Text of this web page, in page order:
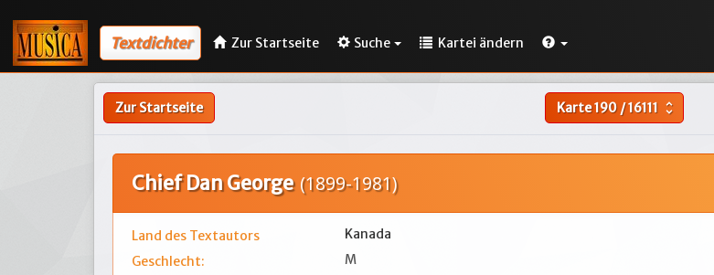
Textdichter Zur Startseite Suche Kartei ändern
Zur Startseite Karte190/16111 unfold_more
Chief Dan George (1899-1981)
Land des Textautors
Kanada
Geschlecht:
M